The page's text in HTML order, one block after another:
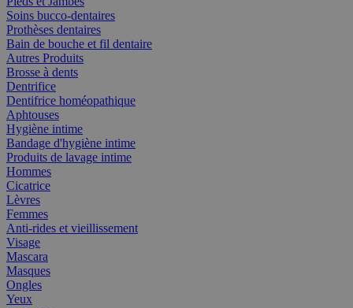
Soins bucco-dentaires
Prothèses dentaires
Bain de bouche et fil dentaire
Autres Produits
Brosse à dents
Dentrifice
Dentifrice homéopathique
Aphtouses
Hygiène intime
Bandage d'hygiène intime
Produits de lavage intime
Hommes
Cicatrice
Lèvres
Femmes
Anti-rides et vieillissement
Visage
Mascara
Masques
Ongles
Yeux